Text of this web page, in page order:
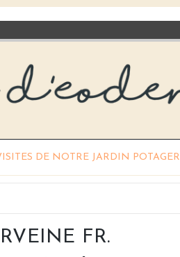
DE NOTRE JARDIN POTAGER
FR.